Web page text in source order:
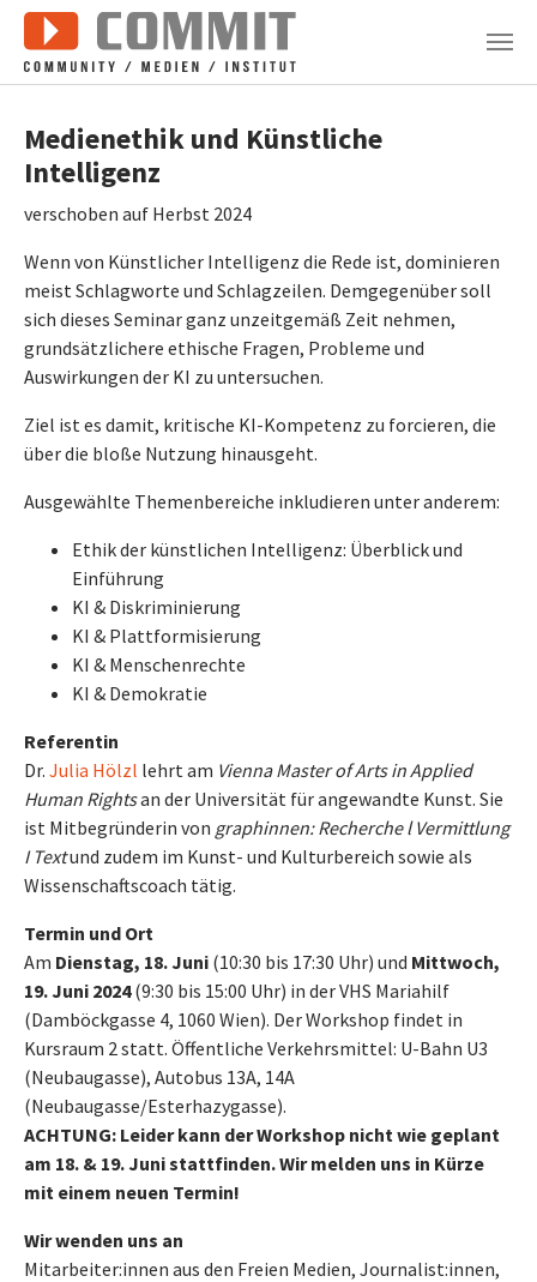
Zum Hauptinhalt springen
Medienethik und Künstliche
Intelligenz
verschoben auf Herbst 2024
Wenn von Künstlicher Intelligenz die Rede ist, dominieren
meist Schlagworte und Schlagzeilen. Demgegenüber soll
sich dieses Seminar ganz unzeitgemäß Zeit nehmen,
grundsätzlichere ethische Fragen, Probleme und
Auswirkungen der KI zu untersuchen.
Ziel ist es damit, kritische KI-Kompetenz zu forcieren, die
über die bloße Nutzung hinausgeht.
Ausgewählte Themenbereiche inkludieren unter anderem:
Ethik der künstlichen Intelligenz: Überblick und
Einführung
KI & Diskriminierung
KI & Plattformisierung
KI & Menschenrechte
KI & Demokratie
Referentin
Dr. Julia Hölzl lehrt am Vienna Master of Arts in Applied
Human Rightsan der Universität für angewandte Kunst. Sie
ist Mitbegründerin von graphinnen: Recherche l Vermittlung
I Textund zudem im Kunst- und Kulturbereich sowie als
Wissenschaftscoach tätig.
Termin und Ort
Am Dienstag, 18. Juni (10:30 bis 17:30 Uhr) und Mittwoch,
19. Juni 2024(9:30 bis 15:00 Uhr) in der VHS Mariahilf
(Damböckgasse 4, 1060 Wien). Der Workshop findet in
Kursraum 2 statt. Öffentliche Verkehrsmittel: U-Bahn U3
(Neubaugasse), Autobus 13A, 14A
(Neubaugasse/Esterhazygasse).
ACHTUNG: Leider kann der Workshop nicht wie geplant
am 18. & 19. Juni stattfinden. Wir melden uns in Kürze
mit einem neuen Termin!
Wir wenden uns an
Mitarbeiter:innen aus den Freien Medien, Journalist:innen,